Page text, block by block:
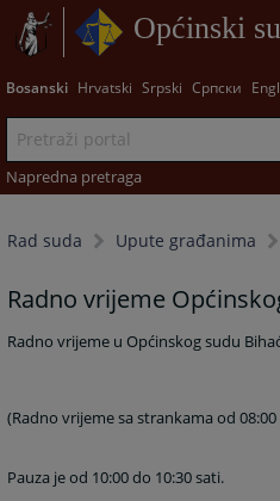
Općinski
Bosanski Hrvatski Srpski Српски
Napredna pretraga
Rad suda Upute građanima
Radno vrijeme
Radno vrijeme u Općinskog sudu
(Radno vrijeme sa strankama od
Pauza je od 10:00 do 10:30 sati.